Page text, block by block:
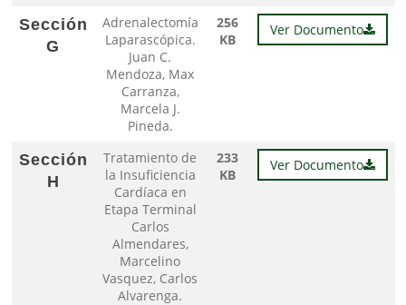
Sección
G
Adrenalectomía
Laparascópica.
Juan C.
Mendoza, Max
Carranza,
Marcela J.
Pineda.
256
KB
Ver Documento
Sección
H
Tratamiento de
la Insuficiencia
Cardíaca en
Etapa Terminal
Carlos
Almendares,
Marcelino
Vasquez, Carlos
Alvarenga.
233
KB
Ver Documento